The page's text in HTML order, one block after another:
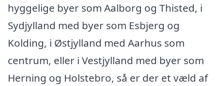
hyggelige byer som Aalborg og Thisted, i
Sydjylland med byer som Esbjerg og
Kolding, i Østjylland med Aarhus som
centrum, eller i Vestjylland med byer som
Herning og Holstebro, så er der et væld af